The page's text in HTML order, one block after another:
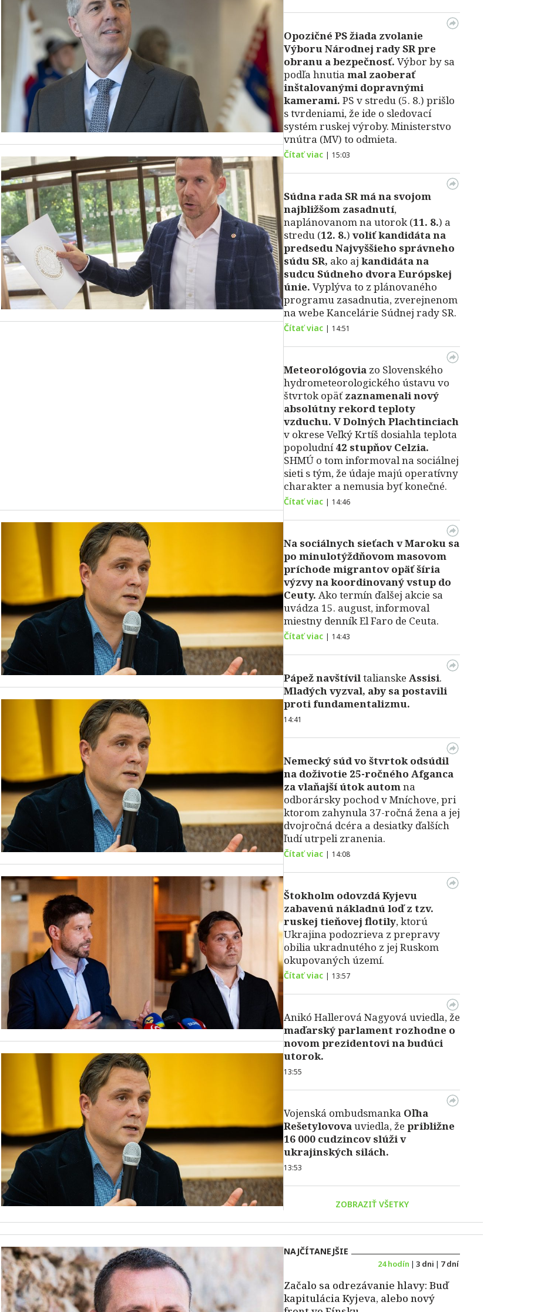
Opozičné PS žiada zvolanie
Výboru Národnej rady SR pre
obranu a bezpečnosť. Výbor by sa
podľa hnutia mal zaoberať
inštalovanými dopravnými
kamerami. PS v stredu (5. 8.) prišlo
s tvrdeniami, že ide o sledovací
systém ruskej výroby. Ministerstvo
vnútra (MV) to odmieta.
Čítať viac | 15:03
Súdna rada SR má na svojom
najbližšom zasadnutí,
naplánovanom na utorok (11. 8.) a
stredu (12. 8.) voliť kandidáta na
predsedu Najvyššieho správneho
súdu SR, ako aj kandidáta na
sudcu Súdneho dvora Európskej
únie. Vyplýva to z plánovaného
programu zasadnutia, zverejnenom
na webe Kancelárie Súdnej rady SR.
Čítať viac | 14:51
Meteorológovia zo Slovenského
hydrometeorologického ústavu vo
štvrtok opäťzaznamenali nový
absolútny rekord teploty
vzduchu. V Dolných Plachtinciach
v okrese Veľký Krtíš dosiahla teplota
popoludní42 stupňov Celzia.
SHMÚ o tom informoval na sociálnej
sieti s tým, že údaje majú operatívny
charakter a nemusia byť konečné.
Čítať viac | 14:46
Na sociálnych sieťach v Maroku sa
po minulotýždňovom masovom
príchode migrantov opäť šíria
výzvy na koordinovaný vstup do
Ceuty. Ako termín ďalšej akcie sa
uvádza 15. august, informoval
miestny denník El Faro de Ceuta.
Čítať viac | 14:43
Pápežnavštíviltalianske Assisi.
Mladých vyzval, aby sa postavili
proti fundamentalizmu.
14:41
Nemecký súd vo štvrtok odsúdil
na doživotie 25-ročného Afganca
za vlaňajší útok automna
odborársky pochod v Mníchove, pri
ktorom zahynula 37-ročná žena a jej
dvojročná dcéra a desiatky ďalších
ľudí utrpeli zranenia.
Čítať viac | 14:08
Štokholm odovzdá Kyjevu
zabavenú nákladnú loď z tzv.
ruskej tieňovej flotily, ktorú
Ukrajina podozrieva z prepravy
obilia ukradnutého z jej Ruskom
okupovaných území.
Čítať viac | 13:57
Anikó Hallerová Nagyová uviedla, že
maďarský parlament rozhodne o
novom prezidentovi na budúci
utorok.
13:55
Vojenská ombudsmanka Oľha
Rešetylovovauviedla, že približne
16 000 cudzincov slúži v
ukrajinských silách.
13:53
ZOBRAZIŤ VŠETKY
NAJČÍTANEJŠIE
24 hodín | 3 dni | 7 dní